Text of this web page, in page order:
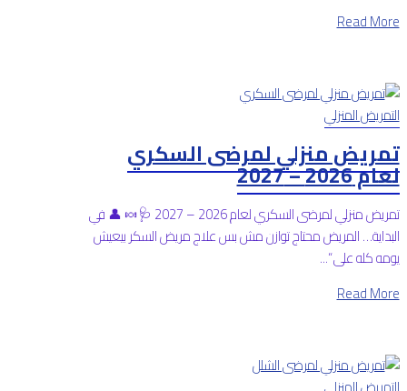
Read More
التمريض المنزلي
تمريض منزلي لمرضى السكري
لعام 2026 – 2027
تمريض منزلي لمرضى السكري لعام 2026 – 2027 🩺🍬 👤 في
البداية… المريض محتاج توازن مش بس علاج مريض السكر بيعيش
يومه كله على “...
Read More